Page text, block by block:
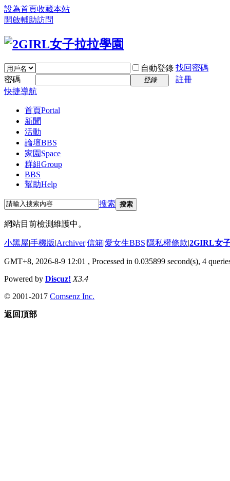
設為首頁收藏本站
開啟輔助訪問
自動登錄 找回密碼
密碼
登錄
註冊
快捷導航
首頁Portal
新聞
活動
論壇BBS
家園 Space
群組Group
BBS
幫助Help
搜索 搜索
網站目前檢測維護中。
小黑屋|手機版|Archiver|信箱|愛女生BBS|隱私權條款|2GIRL女
GMT+8, 2026-8-9 12:01 , Processed in 0.035899 second(s), 4
Powered by Discuz! X3.4
© 2001-2017 Comsenz Inc.
返回頂部